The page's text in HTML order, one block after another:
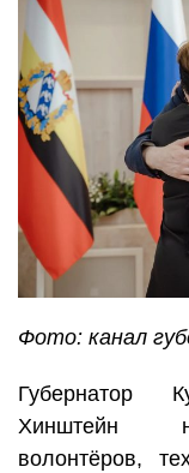
Фото: канал
Губернатор
Хинштейн
волонтёров,